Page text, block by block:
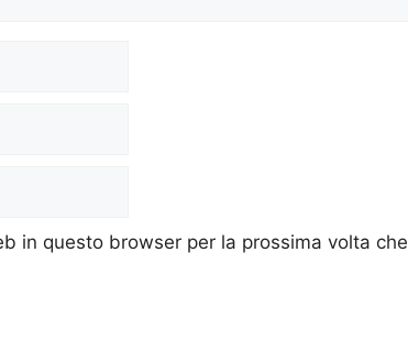
in questo browser per la prossima volta che